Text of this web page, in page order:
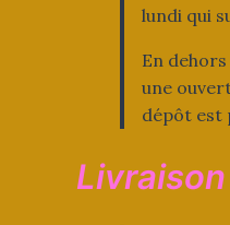
lundi qui
En
une
dépôt est
Livraison